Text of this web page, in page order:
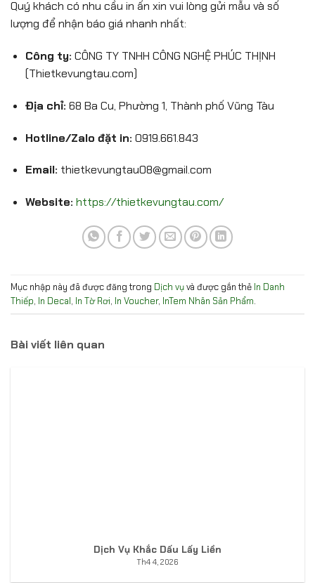
Quý khách có nhu cầu in ấn xin vui lòng gửi mẫu và số
lượng để nhận báo giá nhanh nhất:
Công ty: CÔNG TY TNHH CÔNG NGHỆ PHÚC THỊNH
(Thietkevungtau.com)
Địa chỉ: 68 Ba Cu, Phường 1, Thành phố Vũng Tàu
Hotline/Zalo đặt in: 0919.661.843
Email: thietkevungtau08@gmail.com
Website: https://thietkevungtau.com/
Mục nhập này đã được đăng trong Dịch vụvà được gắn thẻ In Danh
Thiếp, In Decal, In Tờ Rơi, In Voucher, InTem Nhãn Sản Phẩm.
Bài viết liên quan
Dịch Vụ Khắc Dấu Lấy Liền
Th4 4, 2026